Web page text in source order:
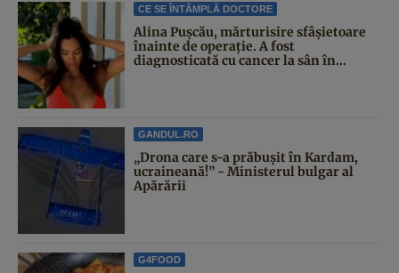
CE SE ÎNTÂMPLĂ DOCTORE
Alina Pușcău, mărturisire sfâșietoare
înainte de operație. A fost
diagnosticată cu cancer la sân în...
GANDUL.RO
„Drona care s-a prăbușit în Kardam,
ucraineană!” - Ministerul bulgar al
Apărării
G4FOOD